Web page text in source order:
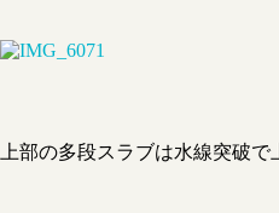
上部の多段スラブは水線突破